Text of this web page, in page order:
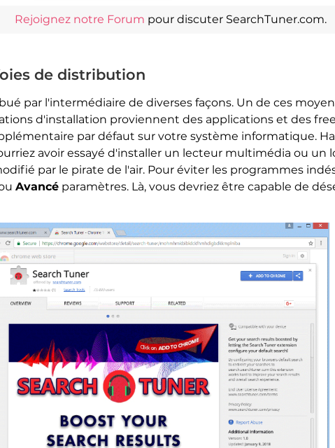
Rejoignez notre Forum pour discuter SearchTuner.com.
de distribution
par l'intermédiaire de diverses façons. Un de ces
d'installation proviennent des applications et des
par défaut sur votre système informatique.
avoir essayé d'installer un lecteur multimédia ou un
par le pirate de l'air. Pour éviter les programmes
Avancé paramètres. Là, vous devriez être capable de